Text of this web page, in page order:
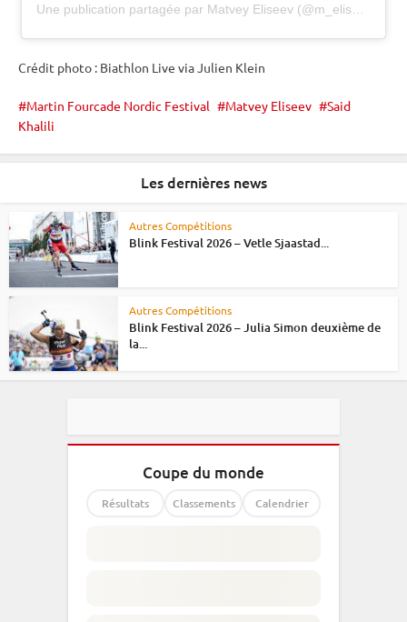
Crédit photo : Biathlon Live via Julien Klein
Martin Fourcade Nordic Festival Matvey Eliseev
Said
Khalili
Les dernières news
Autres Compétitions
Blink Festival 2026 – Vetle Sjaastad...
Autres Compétitions
Blink Festival 2026 – Julia Simon deuxième de
la...
Coupe du monde
Résultats Classements Calendrier